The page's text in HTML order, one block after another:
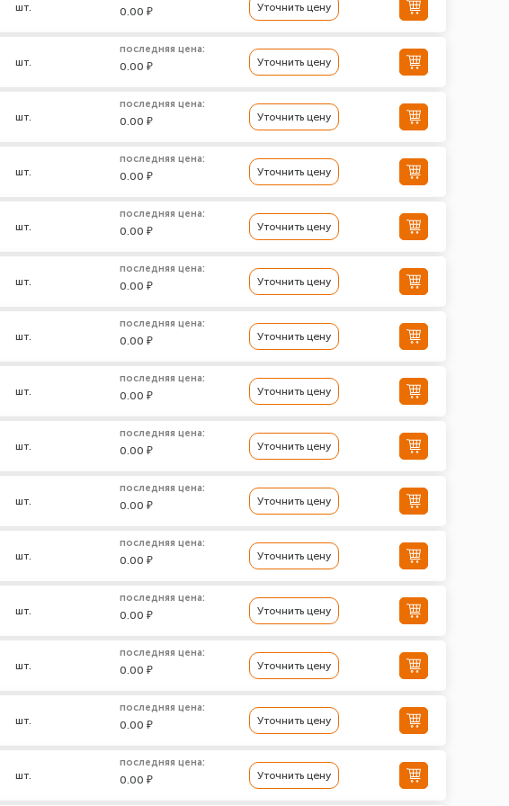
шт. 0.00 ₽ Уточнить цену
шт.
последняя цена:
0.00 ₽ Уточнить цену
шт.
последняя цена:
0.00 ₽ Уточнить цену
шт.
последняя цена:
0.00 ₽ Уточнить цену
шт.
последняя цена:
0.00 ₽ Уточнить цену
шт.
последняя цена:
0.00 ₽ Уточнить цену
шт.
последняя цена:
0.00 ₽ Уточнить цену
шт.
последняя цена:
0.00 ₽ Уточнить цену
шт.
последняя цена:
0.00 ₽ Уточнить цену
шт.
последняя цена:
0.00 ₽ Уточнить цену
шт.
последняя цена:
0.00 ₽ Уточнить цену
шт.
последняя цена:
0.00 ₽ Уточнить цену
шт.
последняя цена:
0.00 ₽ Уточнить цену
шт.
последняя цена:
0.00 ₽ Уточнить цену
шт.
последняя цена:
0.00 ₽ Уточнить цену